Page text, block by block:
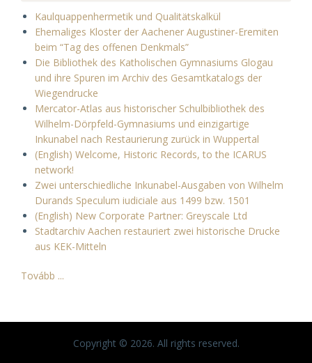
Kaulquappenhermetik und Qualitätskalkül
Ehemaliges Kloster der Aachener Augustiner-Eremiten
beim “Tag des offenen Denkmals”
Die Bibliothek des Katholischen Gymnasiums Glogau
und ihre Spuren im Archiv des Gesamtkatalogs der
Wiegendrucke
Mercator-Atlas aus historischer Schulbibliothek des
Wilhelm-Dörpfeld-Gymnasiums und einzigartige
Inkunabel nach Restaurierung zurück in Wuppertal
(English) Welcome, Historic Records, to the ICARUS
network!
Zwei unterschiedliche Inkunabel-Ausgaben von Wilhelm
Durands Speculum iudiciale aus 1499 bzw. 1501
(English) New Corporate Partner: Greyscale Ltd
Stadtarchiv Aachen restauriert zwei historische Drucke
aus KEK-Mitteln
Tovább ...
Copyright © 2026. All rights reserved.